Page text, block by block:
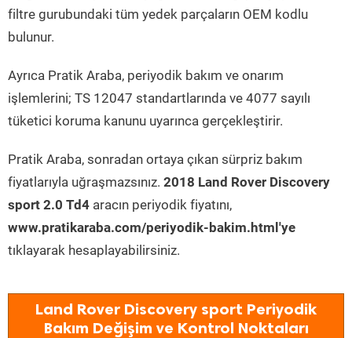
filtre gurubundaki tüm yedek parçaların OEM kodlu
bulunur.
Ayrıca Pratik Araba, periyodik bakım ve onarım
işlemlerini; TS 12047 standartlarında ve 4077 sayılı
tüketici koruma kanunu uyarınca gerçekleştirir.
Pratik Araba, sonradan ortaya çıkan sürpriz bakım
fiyatlarıyla uğraşmazsınız. 2018 Land Rover Discovery
sport 2.0 Td4 aracın periyodik fiyatını,
www.pratikaraba.com/periyodik-bakim.html'ye
tıklayarak hesaplayabilirsiniz.
Land Rover Discovery sport Periyodik
Bakım Değişim ve Kontrol Noktaları